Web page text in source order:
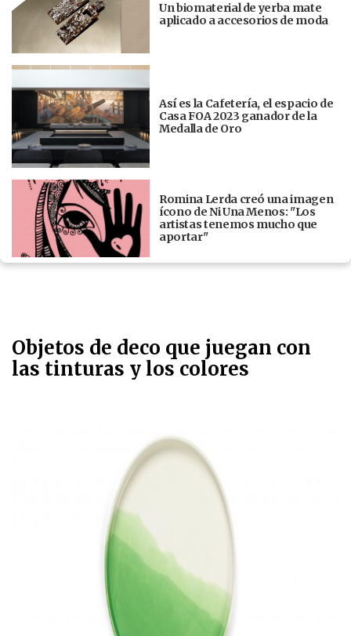
Un biomaterial de yerba mate
aplicado a accesorios de moda
Así es la Cafetería, el espacio de
Casa FOA 2023 ganador de la
Medalla de Oro
Romina Lerda creó una imagen
ícono de Ni Una Menos: "Los
artistas tenemos mucho que
aportar"
Objetos de deco que juegan con
las tinturas y los colores